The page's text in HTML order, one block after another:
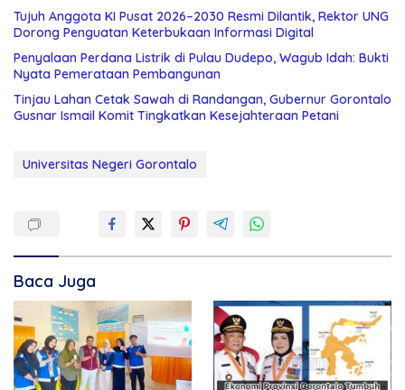
Tujuh Anggota KI Pusat 2026–2030 Resmi Dilantik, Rektor UNG
Dorong Penguatan Keterbukaan Informasi Digital
Penyalaan Perdana Listrik di Pulau Dudepo, Wagub Idah: Bukti
Nyata Pemerataan Pembangunan
Tinjau Lahan Cetak Sawah di Randangan, Gubernur Gorontalo
Gusnar Ismail Komit Tingkatkan Kesejahteraan Petani
Universitas Negeri Gorontalo
Baca Juga